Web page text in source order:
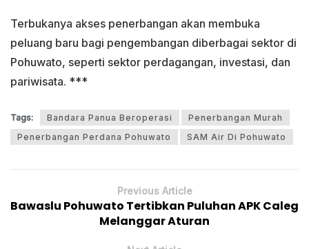
Terbukanya akses penerbangan akan membuka
peluang baru bagi pengembangan diberbagai sektor di
Pohuwato, seperti sektor perdagangan, investasi, dan
pariwisata. ***
Tags: Bandara Panua Beroperasi
Penerbangan Murah
Penerbangan Perdana Pohuwato
SAM Air Di Pohuwato
Previous Article
Bawaslu Pohuwato Tertibkan Puluhan APK Caleg
Melanggar Aturan